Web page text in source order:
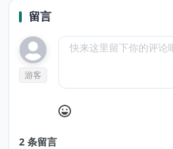
留言
游客
2 条留言